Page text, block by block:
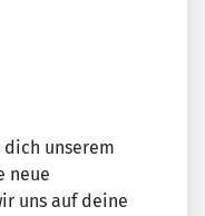
unserem
neue
uns auf deine